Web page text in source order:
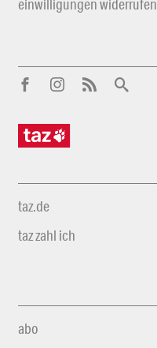
einwilligungen widerrufen
taz.de
taz zahl ich
abo